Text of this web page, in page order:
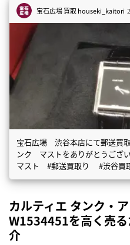
宝石広場 買取houseki_kaitori
宝石広場 渋谷本店にて郵送買
ンク マストをありがとうござ
マスト #郵送買取り #渋谷買
カルティエ タンク・
W1534451を高く売
介